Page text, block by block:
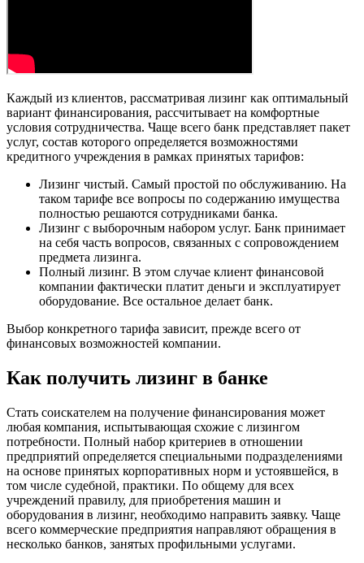
Каждый из клиентов, рассматривая лизинг как оптимальный
вариант финансирования, рассчитывает на комфортные
условия сотрудничества. Чаще всего банк представляет пакет
услуг, состав которого определяется возможностями
кредитного учреждения в рамках принятых тарифов:
Лизинг чистый. Самый простой по обслуживанию. На
таком тарифе все вопросы по содержанию имущества
полностью решаются сотрудниками банка.
Лизинг с выборочным набором услуг. Банк принимает
на себя часть вопросов, связанных с сопровождением
предмета лизинга.
Полный лизинг. В этом случае клиент финансовой
компании фактически платит деньги и эксплуатирует
оборудование. Все остальное делает банк.
Выбор конкретного тарифа зависит, прежде всего от
финансовых возможностей компании.
Как получить лизинг в банке
Стать соискателем на получение финансирования может
любая компания, испытывающая схожие с лизингом
потребности. Полный набор критериев в отношении
предприятий определяется специальными подразделениями
на основе принятых корпоративных норм и устоявшейся, в
том числе судебной, практики. По общему для всех
учреждений правилу, для приобретения машин и
оборудования в лизинг, необходимо направить заявку. Чаще
всего коммерческие предприятия направляют обращения в
несколько банков, занятых профильными услугами.